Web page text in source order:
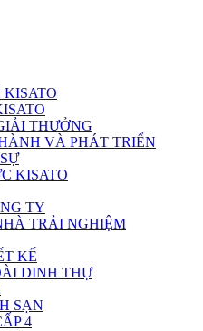
THƯỞNG
VÀ PHÁT TRIỂN
KISATO
TY
TRẢI NGHIỆM
KẾ
DINH THỰ
SẠN
4